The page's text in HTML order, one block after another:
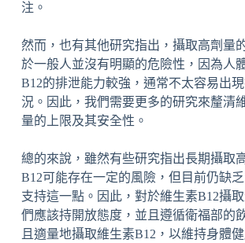
注。
然而，也有其他研究指出，攝取高劑量
於一般人並沒有明顯的危險性，因為人
B12的排泄能力較強，通常不太容易出
況。因此，我們需要更多的研究來釐清
量的上限及其安全性。
總的來說，雖然有些研究指出長期攝取
B12可能存在一定的風險，但目前仍缺
支持這一點。因此，對於維生素B12攝
們應該持開放態度，並且遵循衛福部的
且適量地攝取維生素B12，以維持身體健